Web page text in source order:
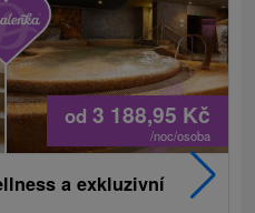
od 3 188,95 Kč
/noc/osoba
a exkluzivní